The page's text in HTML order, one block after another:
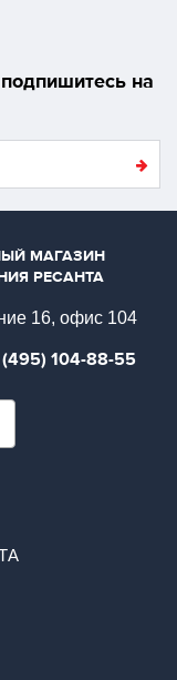
подпишитесь на
МАГАЗИН
РЕСАНТА
16, офис 104
(495) 104-88-55